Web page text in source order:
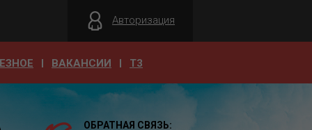
Авторизация
ВАКАНСИИ T3
ОБРАТНАЯ СВЯЗЬ: